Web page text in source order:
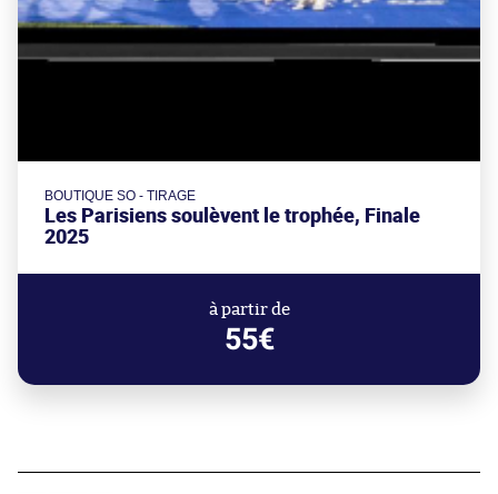
BOUTIQUE SO - TIRAGE
Les Parisiens soulèvent le trophée, Finale
2025
à partir de
55€